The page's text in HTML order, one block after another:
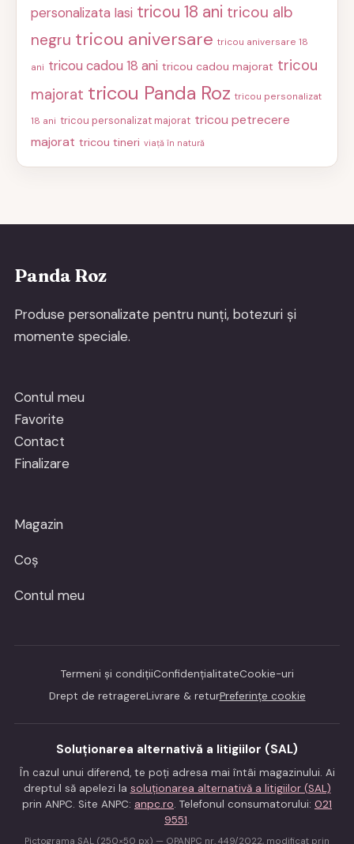
personalizata Iasi tricou 18 ani tricou alb
negru tricou aniversare tricou aniversare 18
ani tricou cadou 18 ani tricou cadou majorat tricou
majorat tricou Panda Roz tricou personalizat
18 ani tricou personalizat majorat tricou petrecere
majorat tricou tineri viață în natură
Panda Roz
Produse personalizate pentru nunți, botezuri și
momente speciale.
Contul meu
Favorite
Contact
Finalizare
Magazin
Coș
Contul meu
Termeni și condițiiConfidențialitateCookie-uri
Drept de retragereLivrare & returPreferințe cookie
Soluționarea alternativă a litigiilor (SAL)
În cazul unui diferend, te poți adresa mai întâi magazinului. Ai
dreptul să apelezi la soluționarea alternativă a litigiilor (SAL)
prin ANPC. Site ANPC: anpc.ro. Telefonul consumatorului: 021
9551.
Pictograma SAL (250×50 px) — OPANPC nr. 449/2022, modificat prin